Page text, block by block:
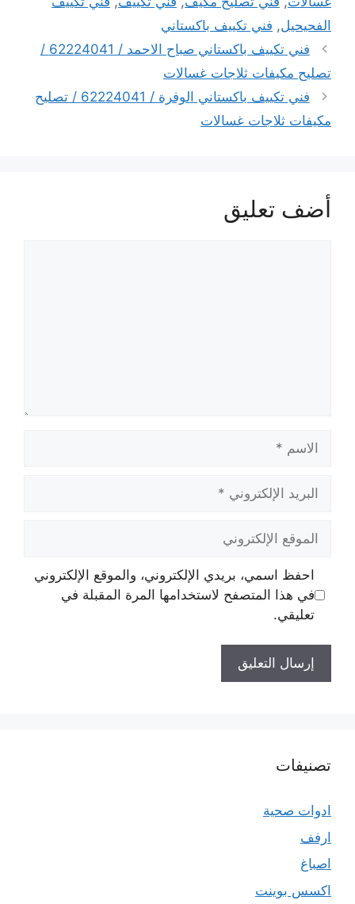
الفحيحيل, فني تكييف باكستاني
فني تكييف باكستاني صباح الاحمد / 62224041 /
تصليح مكيفات ثلاجات غسالات
فني تكييف باكستاني الوفرة / 62224041 / تصليح
مكيفات ثلاجات غسالات
أضف تعليق
الإلكتروني
الإلكتروني
احفظ اسمي، بريدي الإلكتروني، والموقع الإلكتروني
في هذا المتصفح لاستخدامها المرة المقبلة في
تعليقي.
تصنيفات
ادوات صحية
ارفف
اصباغ
اكسس بوينت